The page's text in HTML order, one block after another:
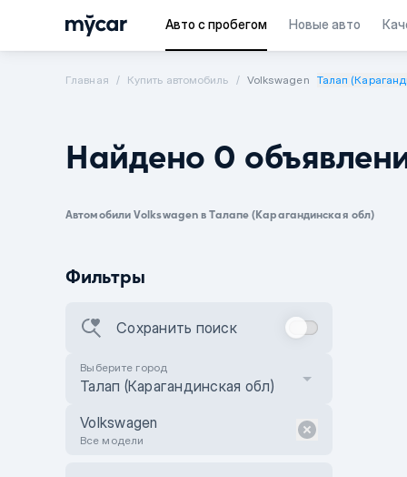
Авто с пробегом Новые авто
Главная Купить автомобиль Volkswagen Талап
Найдено 0
Автомобили Volkswagen в Талапе (Карагандинская обл)
Фильтры
Сохранить поиск
Выберите город
Талап (Карагандинская обл)
Volkswagen
Все модели